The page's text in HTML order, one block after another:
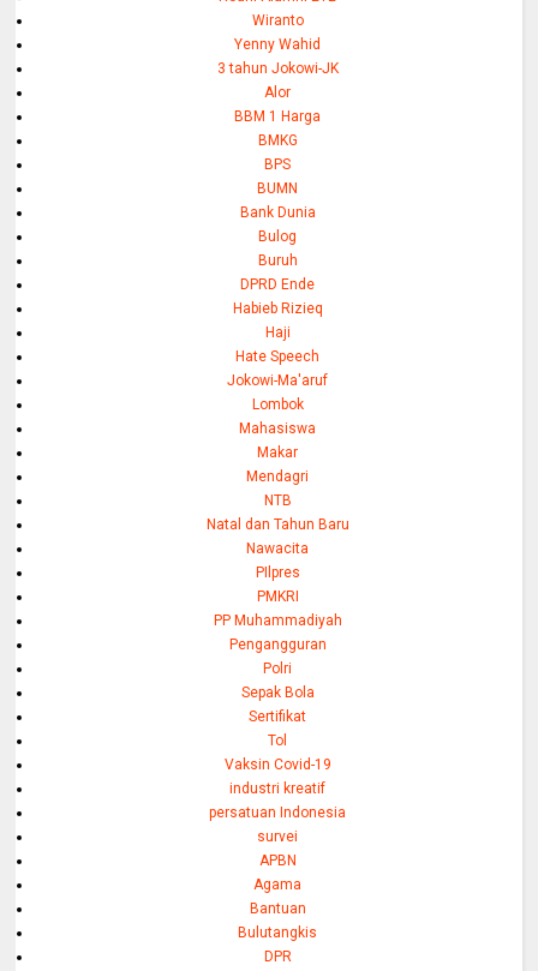
Wiranto
Yenny Wahid
3 tahun Jokowi-JK
Alor
BBM 1 Harga
BMKG
BPS
BUMN
Bank Dunia
Bulog
Buruh
DPRD Ende
Habieb Rizieq
Haji
Hate Speech
Jokowi-Ma'aruf
Lombok
Mahasiswa
Makar
Mendagri
NTB
Natal dan Tahun Baru
Nawacita
PIlpres
PMKRI
PP Muhammadiyah
Pengangguran
Polri
Sepak Bola
Sertifikat
Tol
Vaksin Covid-19
industri kreatif
persatuan Indonesia
survei
APBN
Agama
Bantuan
Bulutangkis
DPR